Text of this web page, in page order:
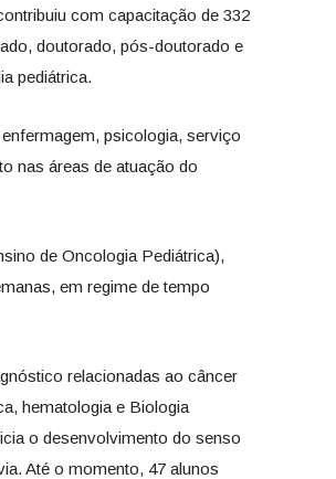
com capacitação de 332
doutorado, pós-doutorado e
pediátrica.
psicologia, serviço
nas áreas de atuação do
de Oncologia Pediátrica),
em regime de tempo
relacionadas ao câncer
hematologia e Biologia
o desenvolvimento do senso
Até o momento, 47 alunos